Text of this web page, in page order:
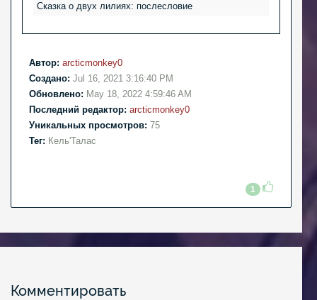
Сказка о двух лилиях: послесловие
Автор: arcticmonkey0
Создано: Jul 16, 2021 3:16:40 PM
Обновлено: May 18, 2022 4:59:46 AM
Последний редактор: arcticmonkey0
Уникальных просмотров: 75
Тег: Кель'Талас
1
Комментировать